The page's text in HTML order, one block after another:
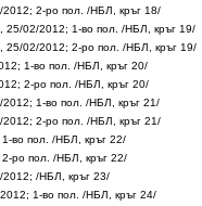
2012; 2-ро пол. /НБЛ, кръг 18/
25/02/2012; 1-во пол. /НБЛ, кръг 19/
25/02/2012; 2-ро пол. /НБЛ, кръг 19/
1-во пол. /НБЛ, кръг 20/
2-ро пол. /НБЛ, кръг 20/
1-во пол. /НБЛ, кръг 21/
2-ро пол. /НБЛ, кръг 21/
во пол. /НБЛ, кръг 22/
ро пол. /НБЛ, кръг 22/
2012; /НБЛ, кръг 23/
1-во пол. /НБЛ, кръг 24/